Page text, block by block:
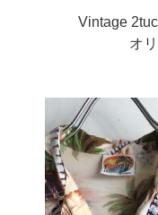
Vintage
オ